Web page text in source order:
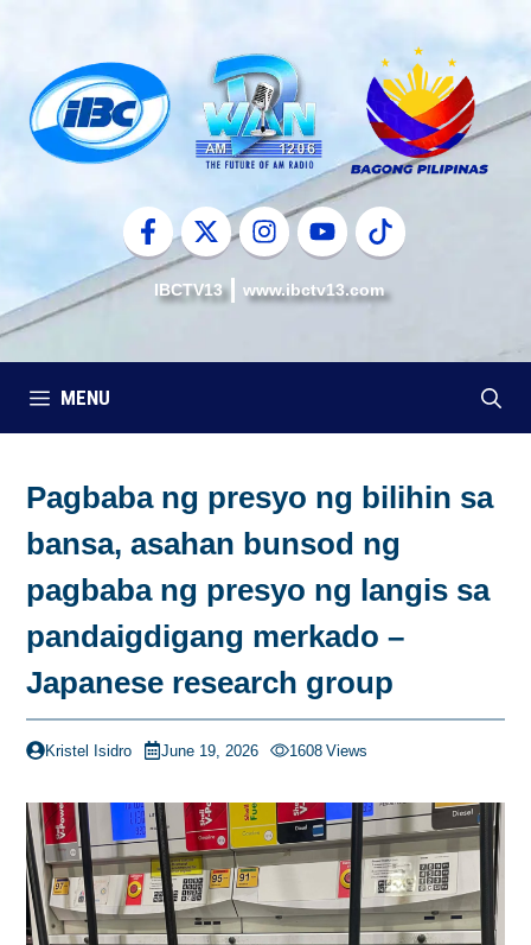
content
IBCTV13 www.ibctv13.com
MENU
Pagbaba ng presyo ng bilihin sa
bansa, asahan bunsod ng
pagbaba ng presyo ng langis sa
pandaigdigang merkado –
Japanese research group
Kristel Isidro June 19, 2026 1608 Views